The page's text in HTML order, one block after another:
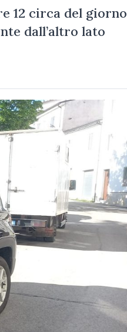
12 circa del giorno
dall’altro lato